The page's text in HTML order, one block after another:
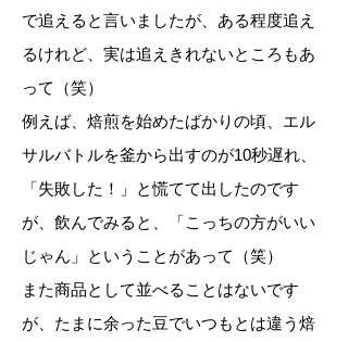
で追えると言いましたが、ある程度追え
るけれど、実は追えきれないところもあ
って（笑）
例えば、焙煎を始めたばかりの頃、エル
サルバトルを釜から出すのが10秒遅れ、
「失敗した！」と慌てて出したのです
が、飲んでみると、「こっちの方がいい
じゃん」ということがあって（笑）
また商品として並べることはないです
が、たまに余った豆でいつもとは違う焙